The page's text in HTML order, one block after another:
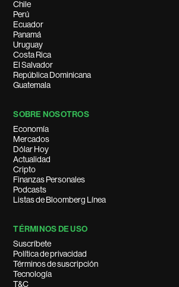
Chile
Perú
Ecuador
Panamá
Uruguay
Costa Rica
El Salvador
República Dominicana
Guatemala
SOBRE NOSOTROS
Economía
Mercados
Dólar Hoy
Actualidad
Cripto
Finanzas Personales
Podcasts
Listas de Bloomberg Línea
TÉRMINOS DE USO
Suscríbete
Política de privacidad
Términos de suscripción
Tecnología
T&C